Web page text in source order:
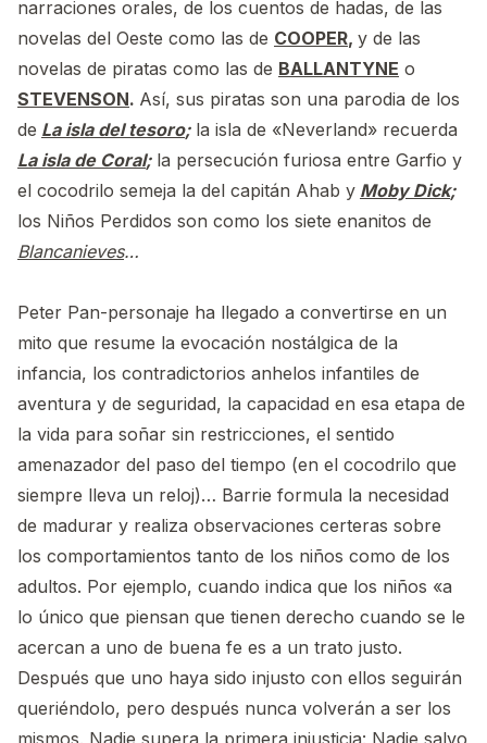
narraciones orales, de los cuentos de hadas, de las
novelas del Oeste como las de COOPER, y de las
novelas de piratas como las de BALLANTYNE o
STEVENSON. Así, sus piratas son una parodia de los
de La isla del tesoro;la isla de «Neverland» recuerda
La isla de Coral;la persecución furiosa entre Garfio y
el cocodrilo semeja la del capitán Ahab y Moby Dick;
los Niños Perdidos son como los siete enanitos de
Blancanieves…
Peter Pan-personaje ha llegado a convertirse en un
mito que resume la evocación nostálgica de la
infancia, los contradictorios anhelos infantiles de
aventura y de seguridad, la capacidad en esa etapa de
la vida para soñar sin restricciones, el sentido
amenazador del paso del tiempo (en el cocodrilo que
siempre lleva un reloj)… Barrie formula la necesidad
de madurar y realiza observaciones certeras sobre
los comportamientos tanto de los niños como de los
adultos. Por ejemplo, cuando indica que los niños «a
lo único que piensan que tienen derecho cuando se le
acercan a uno de buena fe es a un trato justo.
Después que uno haya sido injusto con ellos seguirán
queriéndolo, pero después nunca volverán a ser los